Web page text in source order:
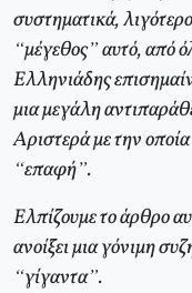
συστηματικά,
“μέγεθος” αυτό, από
Ελληνιάδης
μια μεγάλη
Αριστερά με την
“επαφή”.
Ελπίζουμε το άρθρο
ανοίξει μια γόνιμη
“γίγαντα”.